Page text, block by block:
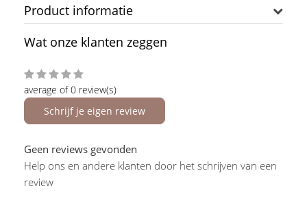
Product informatie
Wat onze klanten zeggen
average of 0 review(s)
Schrijf je eigen review
Geen reviews gevonden
Help ons en andere klanten door het schrijven van een
review